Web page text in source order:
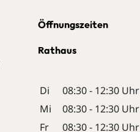
Öffnungszeiten
Rathaus
Di
08:30 - 12:30 Uhr
Mi
08:30 - 12:30 Uhr
Fr
08:30 - 12:30 Uhr